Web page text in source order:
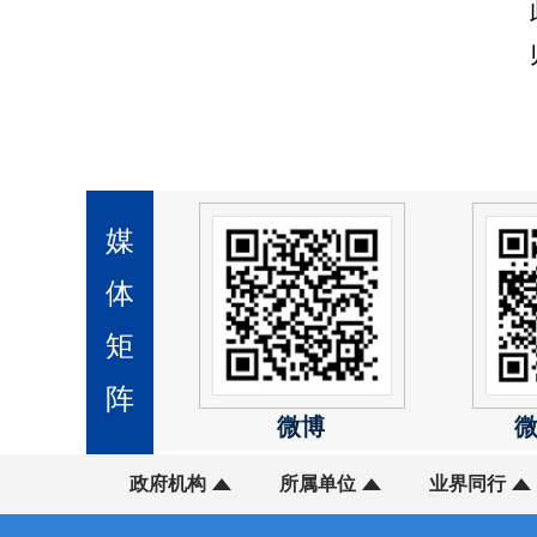
媒
体
矩
阵
微博
政府机构 所属单位 业界同行